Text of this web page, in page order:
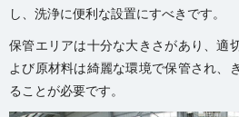
し、洗浄に便利な設置にすべきです。
保管エリアは十分な大きさがあり、適
よび原材料は綺麗な環境で保管され、
ることが必要です。